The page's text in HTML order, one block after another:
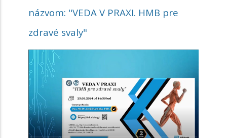
názvom: "VEDA V PRAXI. HMB pre
zdravé svaly"